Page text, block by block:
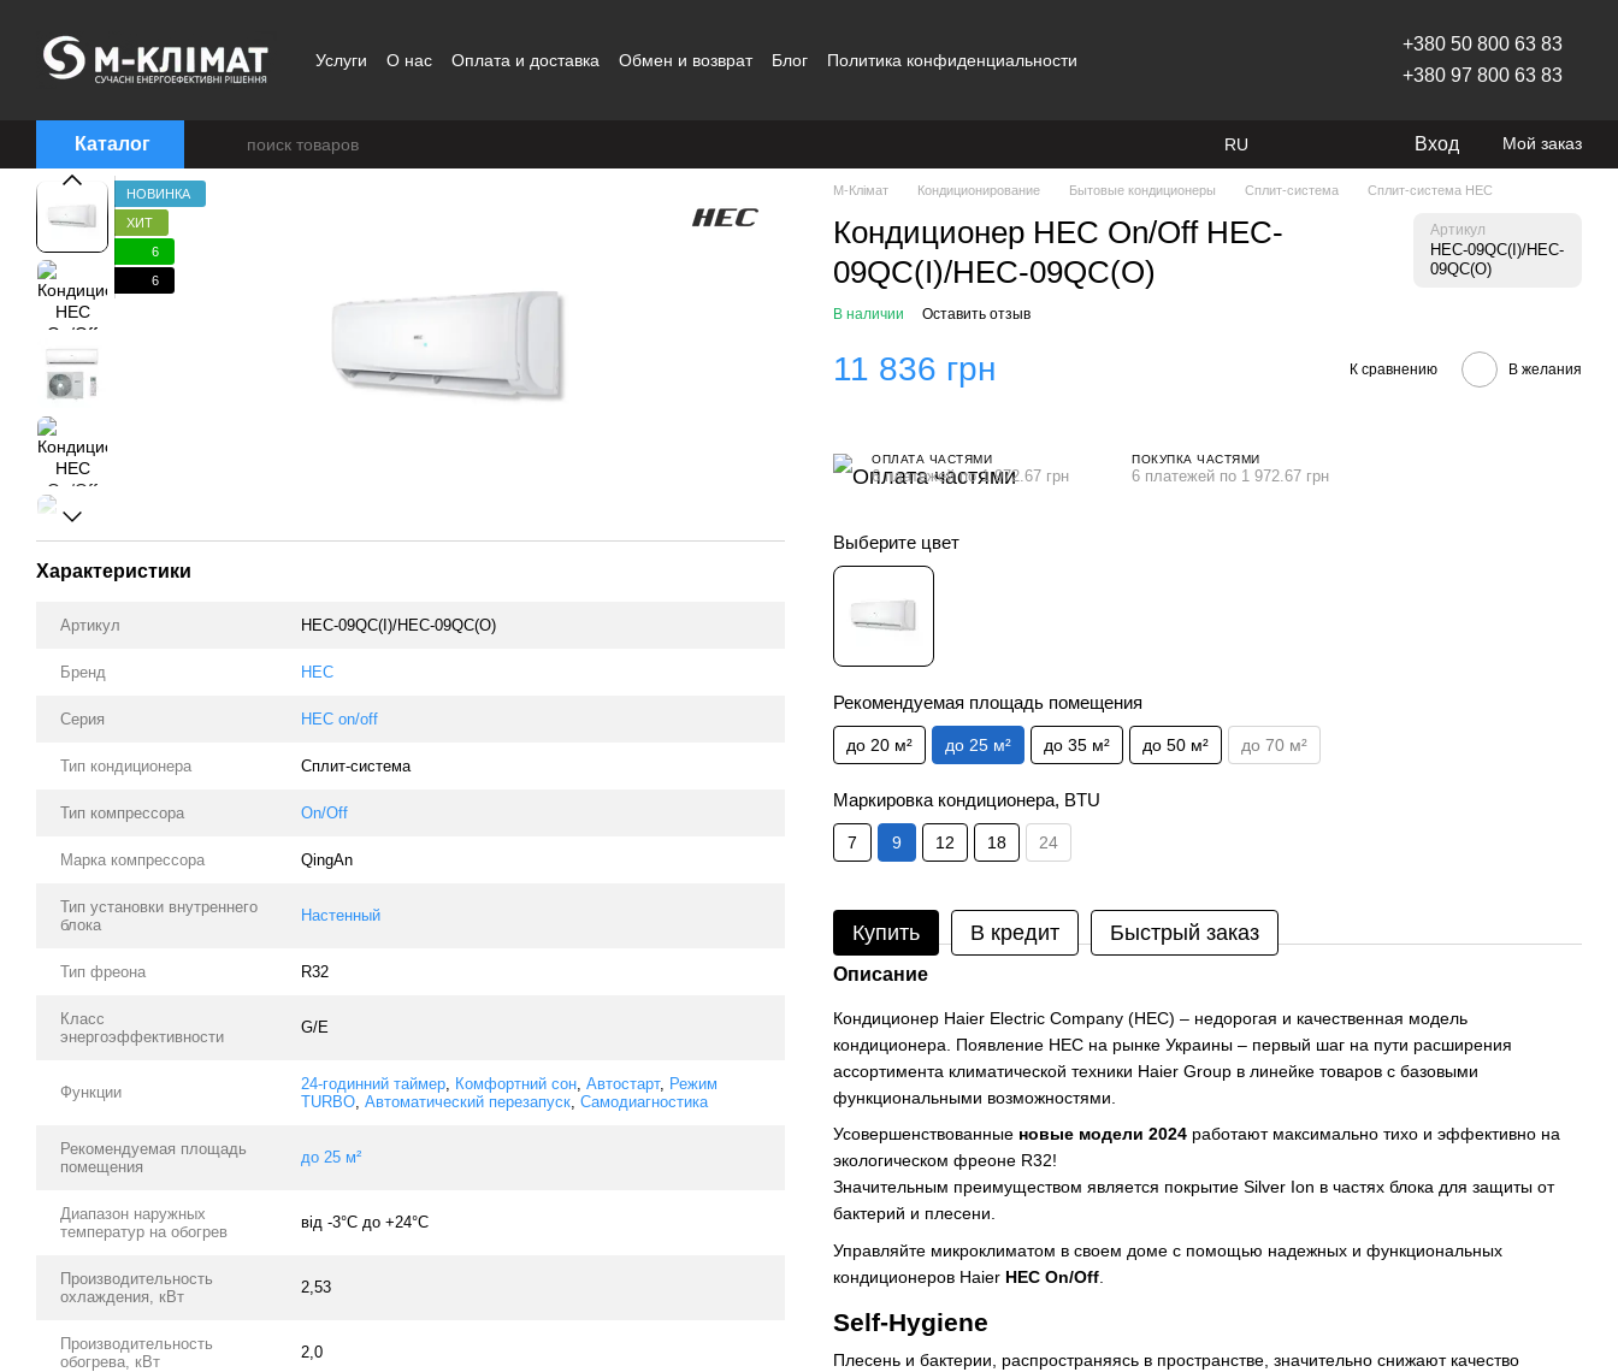
Услуги О нас Оплата и доставка Обмен и возврат Блог
Политика конфиденциальности
+380 50 800 63 83
+380 97 800 63 83
Каталог RU Вход Мой заказ
НОВИНКА
ХИТ
6
6
Характеристики
Артикул HEC-09QC(I)/HEC-09QC(O)
Бренд HEC
Серия HEC on/off
Тип кондиционера Сплит-система
Тип компрессора On/Off
Марка компрессора QingAn
Тип установки внутреннего
блока
Настенный
Тип фреона R32
Класс
энергоэффективности
G/E
Функции 24-годинний таймер Комфортний сон Автостарт, Режим
TURBO Автоматический перезапуск Самодиагностика
Рекомендуемая площадь
помещения
до 25 м²
Диапазон наружных
температур на обогрев
від -3°C до +24°C
Производительность
охлаждения, кВт
2,53
Производительность
обогрева, кВт
2,0
M-Клімат Кондиционирование Бытовые кондиционеры Сплит-система Сплит-система HEC
Кондиционер HEC On/Off HEC-
09QC(I)/HEC-09QC(O)
Артикул
HEC-09QC(I)/HEC-
09QC(O)
В наличии Оставить отзыв
11 836 грн К сравнению В желания
ОПЛАТА ЧАСТЯМИ
6 платежей по 1 972.67 грн
ПОКУПКА ЧАСТЯМИ
6 платежей по 1 972.67 грн
Выберите цвет
Рекомендуемая площадь помещения
до 20 м² до 25 м² до 35 м² до 50 м² до 70 м²
Маркировка кондиционера, BTU
7 9 12 18 24
Купить В кредит Быстрый заказ
Описание
Кондиционер Haier Electric Company (HEC) – недорогая и качественная модель
кондиционера. Появление HEC на рынке Украины – первый шаг на пути расширения
ассортимента климатической техники Haier Group в линейке товаров с базовыми
функциональными возможностями.
Усовершенствованные новые модели 2024 работают максимально тихо и эффективно на
экологическом фреоне R32!
Значительным преимуществом является покрытие Silver Ion в частях блока для защиты от
бактерий и плесени.
Управляйте микроклиматом в своем доме с помощью надежных и функциональных
кондиционеров Haier HEC Оn/Оff
Self-Hygiene
Плесень и бактерии, распространяясь в пространстве, значительно снижают качество